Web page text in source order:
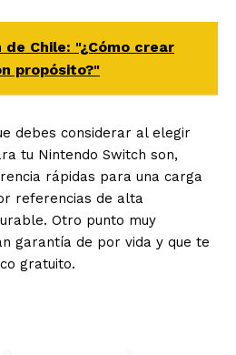
de Chile: "¿Cómo crear
propósito?"
debes considerar al elegir
tu Nintendo Switch son,
rápidas para una carga
referencias de alta
Otro punto muy
garantía de por vida y que te
gratuito.